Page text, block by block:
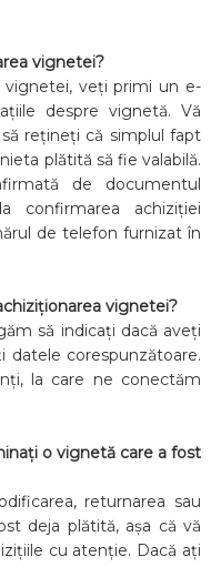
vignetei?
vignetei, veți primi un e-
despre vignetă. Vă
rețineți că simplul fapt
plătită să fie valabilă.
de documentul
confirmarea achiziției
de telefon furnizat în
vignetei?
să indicați dacă aveți
datele corespunzătoare.
la care ne conectăm
o vignetă care a fost
returnarea sau
deja plătită, așa că vă
cu atenție. Dacă ați